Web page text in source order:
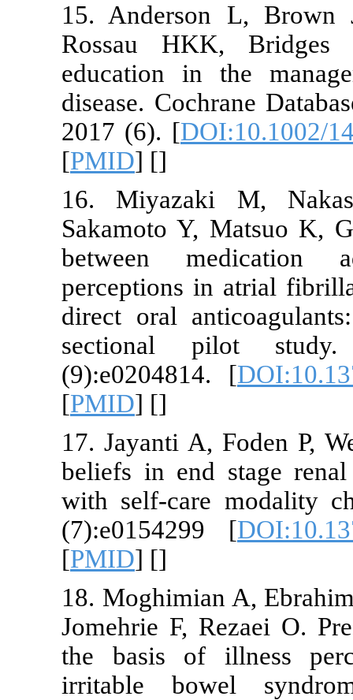
15.
Rossau
education
disease.
2017 (6). [
16.
Sakamoto
between
perceptions
direct oral
sectional
17. Jayanti
beliefs in
with self-
18.
Jomehrie F,
the basis
irritable